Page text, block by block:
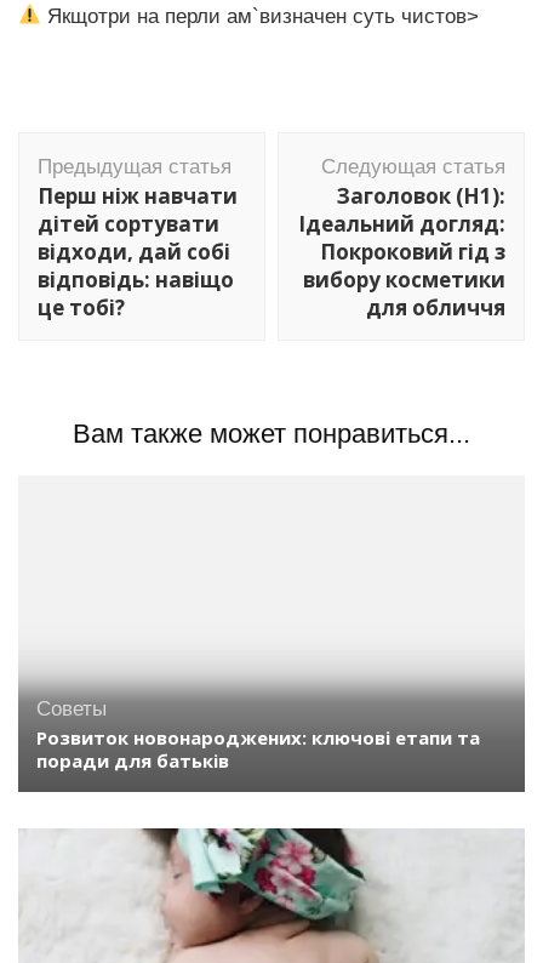
Якщотри на перли ам`визначен суть чистов>
по
записям
Предыдущая статья
Перш ніж навчати
дітей сортувати
відходи, дай собі
відповідь: навіщо
це тобі?
Следующая статья
Заголовок (H1):
Ідеальний догляд:
Покроковий гід з
вибору косметики
для обличчя
Вам также может понравиться...
Советы
Розвиток новонароджених: ключові етапи та
поради для батьків